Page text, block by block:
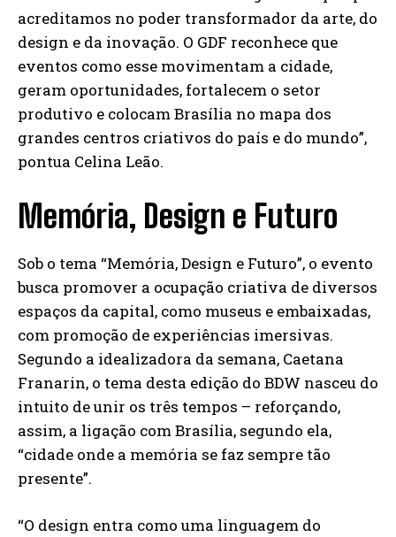
acreditamos no poder transformador da arte, do
design e da inovação. O GDF reconhece que
eventos como esse movimentam a cidade,
geram oportunidades, fortalecem o setor
produtivo e colocam Brasília no mapa dos
grandes centros criativos do país e do mundo”,
pontua Celina Leão.
Memória, Design e Futuro
Sob o tema “Memória, Design e Futuro”, o evento
busca promover a ocupação criativa de diversos
espaços da capital, como museus e embaixadas,
com promoção de experiências imersivas.
Segundo a idealizadora da semana, Caetana
Franarin, o tema desta edição do BDW nasceu do
intuito de unir os três tempos – reforçando,
assim, a ligação com Brasília, segundo ela,
“cidade onde a memória se faz sempre tão
presente”.
“O design entra como uma linguagem do